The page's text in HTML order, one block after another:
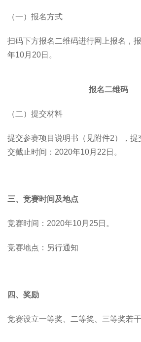
（一）报名方式
扫码下方报名二维码进行网上报名，
年10月20日。
报名二维码
（二）提交材料
提交参赛项目说明书（见附件2），提
交截止时间：2020年10月22日。
三、竞赛时间及地点
竞赛时间：2020年10月25日。
竞赛地点：另行通知
四、奖励
竞赛设立一等奖、二等奖、三等奖若干